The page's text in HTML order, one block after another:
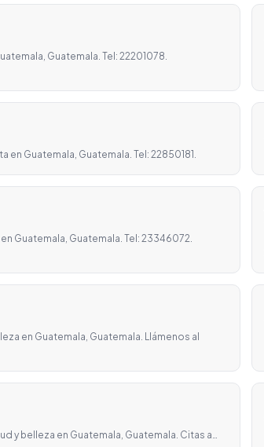
Guatemala. Tel: 22201078.
en Guatemala, Guatemala. Tel: 22850181.
Guatemala, Guatemala. Tel: 23346072.
en Guatemala, Guatemala. Llámenos al
y belleza en Guatemala, Guatemala. Citas a…